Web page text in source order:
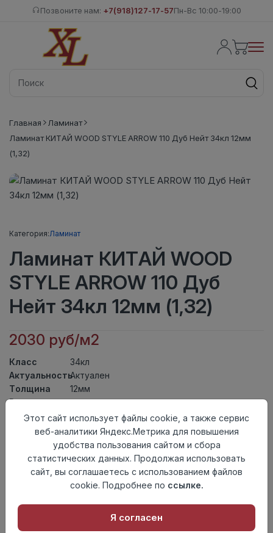
Позвоните нам: +7(918)127-17-57Пн-Вс 10:00-19:00
Главная
Ламинат
Ламинат КИТАЙ WOOD STYLE ARROW 110 Дуб Нейт 34кл 12мм
(1,32)
Категория:Ламинат
Ламинат КИТАЙ WOOD
STYLE ARROW 110 Дуб
Нейт 34кл 12мм (1,32)
2030 руб/м2
Класс
34кл
АктуальностьАктуален
Толщина
12мм
Размер
доски
Теплый пол
до +27 градусов
4V
Замок
UniClick
Страна
происхождения
Китай
Осталось292 упак
Этот сайт использует файлы cookie, а также сервис
веб-аналитики Яндекс.Метрика для повышения
удобства пользования сайтом и сбора
статистических данных. Продолжая использовать
сайт, вы соглашаетесь с использованием файлов
cookie. Подробнее по ссылке.
Я согласен